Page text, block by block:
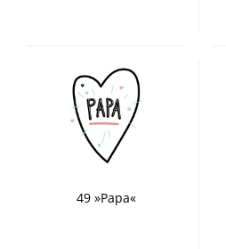
49 »Papa«